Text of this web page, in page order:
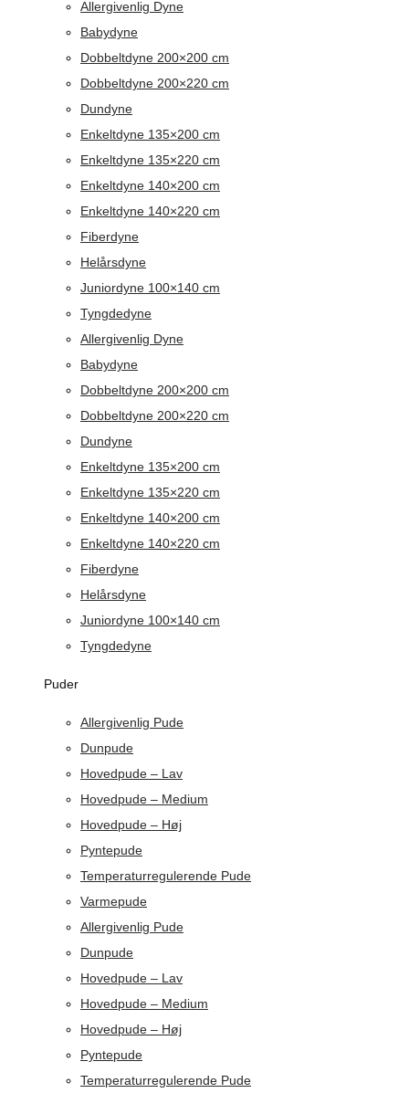
Allergivenlig Dyne
Babydyne
Dobbeltdyne 200×200 cm
Dobbeltdyne 200×220 cm
Dundyne
Enkeltdyne 135×200 cm
Enkeltdyne 135×220 cm
Enkeltdyne 140×200 cm
Enkeltdyne 140×220 cm
Fiberdyne
Helårsdyne
Juniordyne 100×140 cm
Tyngdedyne
Allergivenlig Dyne
Babydyne
Dobbeltdyne 200×200 cm
Dobbeltdyne 200×220 cm
Dundyne
Enkeltdyne 135×200 cm
Enkeltdyne 135×220 cm
Enkeltdyne 140×200 cm
Enkeltdyne 140×220 cm
Fiberdyne
Helårsdyne
Juniordyne 100×140 cm
Tyngdedyne
Puder
Allergivenlig Pude
Dunpude
Hovedpude – Lav
Hovedpude – Medium
Hovedpude – Høj
Pyntepude
Temperaturregulerende Pude
Varmepude
Allergivenlig Pude
Dunpude
Hovedpude – Lav
Hovedpude – Medium
Hovedpude – Høj
Pyntepude
Temperaturregulerende Pude